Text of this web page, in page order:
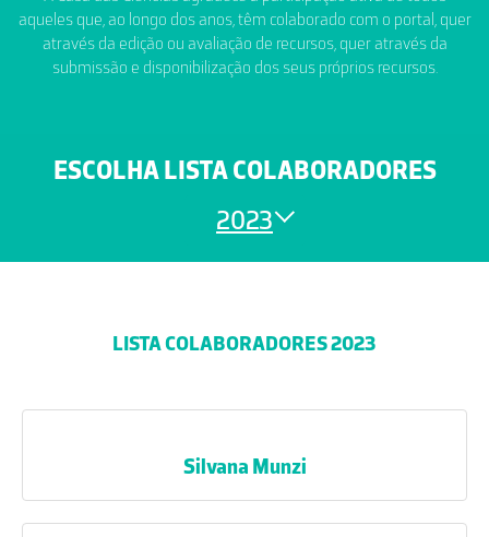
aqueles que, ao longo dos anos, têm colaborado com o portal, quer
através da edição ou avaliação de recursos, quer através da
submissão e disponibilização dos seus próprios recursos.
ESCOLHA LISTA COLABORADORES
2023
LISTA COLABORADORES 2023
Silvana Munzi